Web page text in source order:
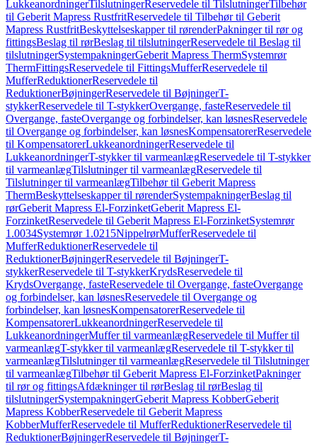
LukkeanordningerTilslutningerReservedele til TilslutningerTilbehør
til Geberit Mapress RustfritReservedele til Tilbehør til Geberit
Mapress RustfritBeskyttelseskapper til rørenderPakninger til rør og
fittingsBeslag til rørBeslag til tilslutningerReservedele til Beslag til
tilslutningerSystempakningerGeberit Mapress ThermSystemrør
ThermFittingsReservedele til FittingsMufferReservedele til
MufferReduktionerReservedele til
ReduktionerBøjningerReservedele til BøjningerT-
stykkerReservedele til T-stykkerOvergange, fasteReservedele til
Overgange, fasteOvergange og forbindelser, kan løsnesReservedele
til Overgange og forbindelser, kan løsnesKompensatorerReservedele
til KompensatorerLukkeanordningerReservedele til
LukkeanordningerT-stykker til varmeanlægReservedele til T-stykker
til varmeanlægTilslutninger til varmeanlægReservedele til
Tilslutninger til varmeanlægTilbehør til Geberit Mapress
ThermBeskyttelseskapper til rørenderSystempakningerBeslag til
rørGeberit Mapress El-ForzinketGeberit Mapress El-
ForzinketReservedele til Geberit Mapress El-ForzinketSystemrør
1.0034Systemrør 1.0215NippelrørMufferReservedele til
MufferReduktionerReservedele til
ReduktionerBøjningerReservedele til BøjningerT-
stykkerReservedele til T-stykkerKrydsReservedele til
KrydsOvergange, fasteReservedele til Overgange, fasteOvergange
og forbindelser, kan løsnesReservedele til Overgange og
forbindelser, kan løsnesKompensatorerReservedele til
KompensatorerLukkeanordningerReservedele til
LukkeanordningerMuffer til varmeanlægReservedele til Muffer til
varmeanlægT-stykker til varmeanlægReservedele til T-stykker til
varmeanlægTilslutninger til varmeanlægReservedele til Tilslutninger
til varmeanlægTilbehør til Geberit Mapress El-ForzinketPakninger
til rør og fittingsAfdækninger til rørBeslag til rørBeslag til
tilslutningerSystempakningerGeberit Mapress KobberGeberit
Mapress KobberReservedele til Geberit Mapress
KobberMufferReservedele til MufferReduktionerReservedele til
ReduktionerBøjningerReservedele til BøjningerT-